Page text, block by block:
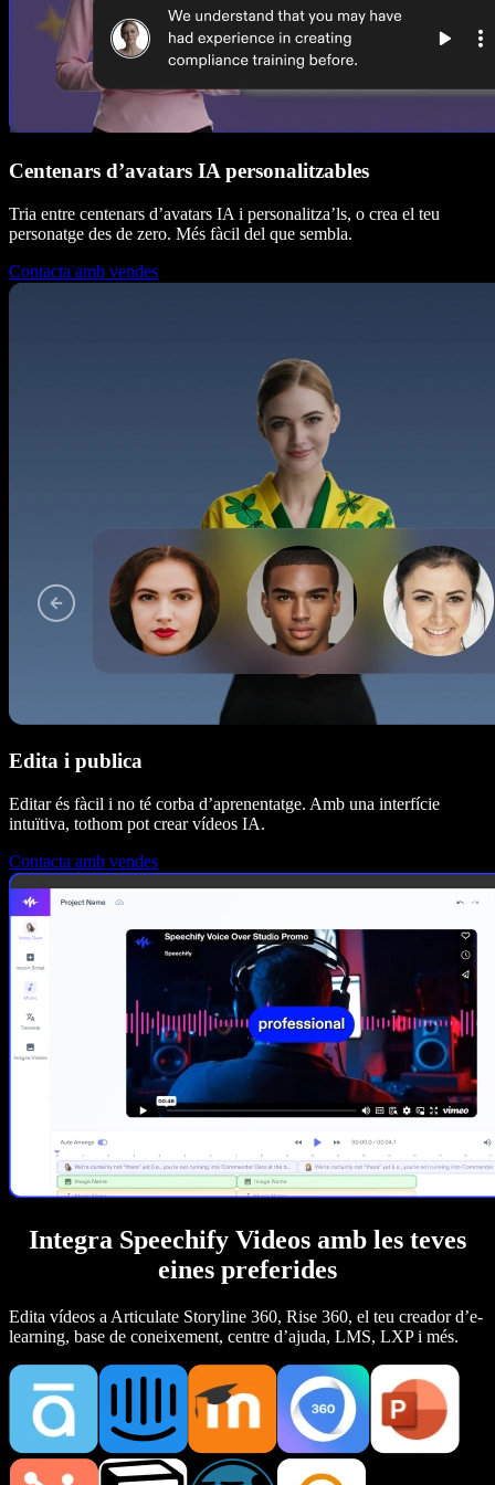
Centenars d’avatars IA personalitzables
Tria entre centenars d’avatars IA i personalitza’ls, o crea el teu
personatge des de zero. Més fàcil del que sembla.
Contacta amb vendes
Edita i publica
Editar és fàcil i no té corba d’aprenentatge. Amb una interfície
intuïtiva, tothom pot crear vídeos IA.
Contacta amb vendes
Integra Speechify Videos amb les teves
eines preferides
Edita vídeos a Articulate Storyline 360, Rise 360, el teu creador d’e-
learning, base de coneixement, centre d’ajuda, LMS, LXP i més.